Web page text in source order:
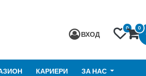
ВХОД
0 0
КАРИЕРИ ЗА НАС